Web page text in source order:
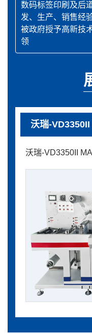
数码标签印刷及后
发、生产、销售经
被政府授予高新技
领
沃瑞-
沃瑞-VD3350II